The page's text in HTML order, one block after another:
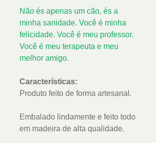
Não és apenas um cão, és a
minha sanidade. Você é minha
felicidade. Você é meu professor.
Você é meu terapeuta e meu
melhor amigo.
Características:
Produto feito de forma artesanal.
Embalado lindamente e feito todo
em madeira de alta qualidade.